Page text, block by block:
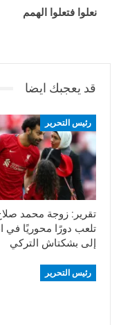
نعلوا فتعلوا الهمم
قد يعجبك ايضا
رئيس التحرير
تقرير: زوجة محمد
تلعب دورًا محوريًا في
إلى بشكتاش التركي
رئيس التحرير